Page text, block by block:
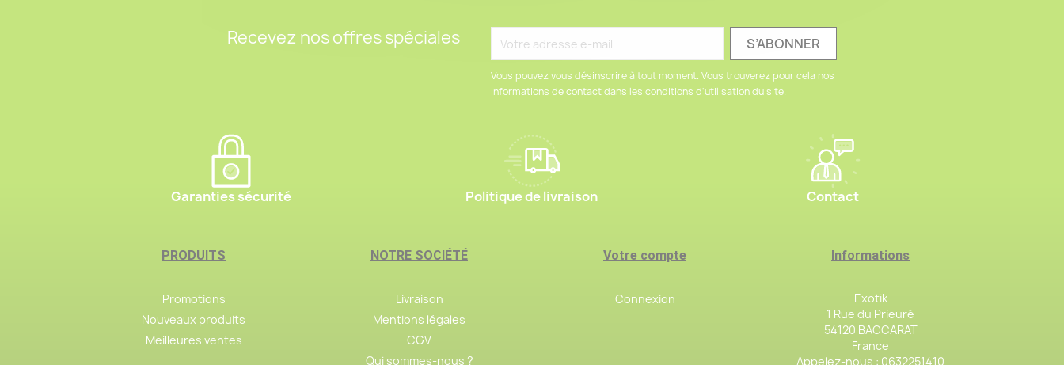
Recevez nos offres spéciales
Vous pouvez vous désinscrire à tout moment. Vous trouverez pour cela nos
informations de contact dans les conditions d'utilisation du site.
Garanties sécurité Politique de livraison Contact
PRODUITS
Promotions
Nouveaux produits
Meilleures ventes
NOTRE SOCIÉTÉ
Livraison
Mentions légales
CGV
Qui sommes-nous ?
Votre compte
Connexion
Informations
Exotik
1 Rue du Prieuré
54120 BACCARAT
France
Appelez-nous : 0632251410